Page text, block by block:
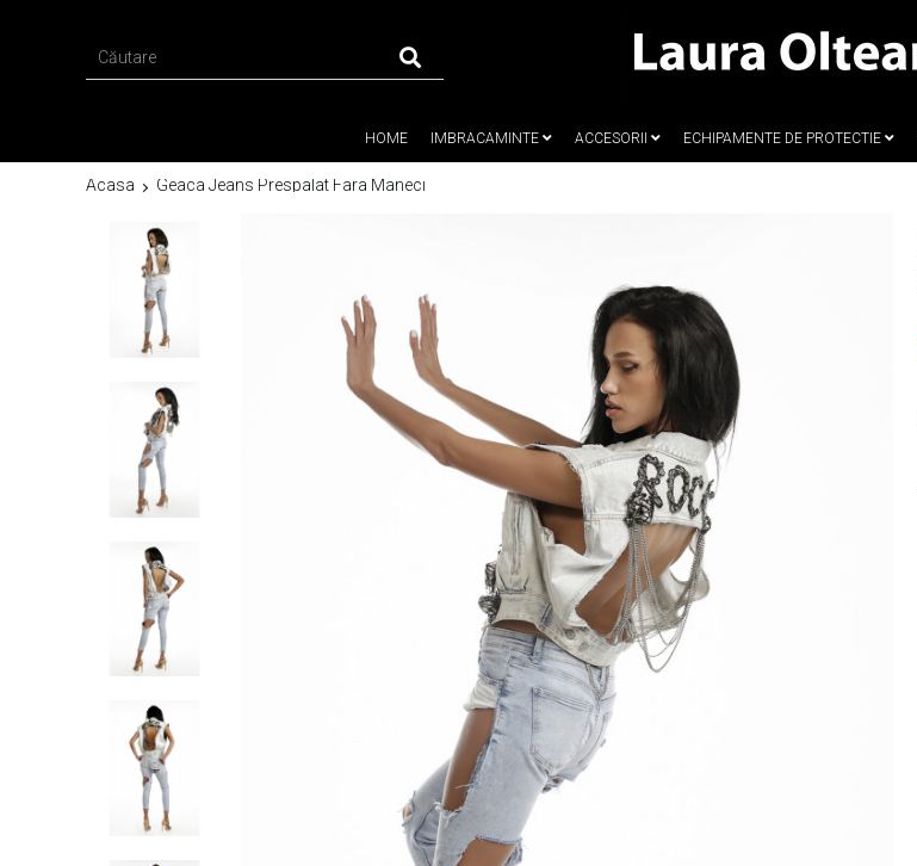
HOME IMBRACAMINTE ACCESORII ECHIPAMENTE DE PROTECTIE
Acasa Geaca Jeans Prespalat Fara Maneci